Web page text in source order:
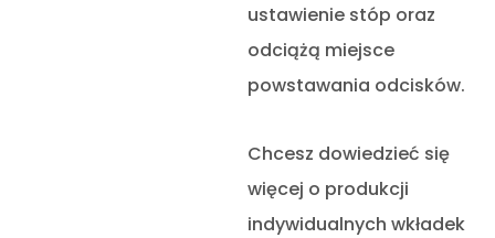
ustawienie stóp oraz
odciążą miejsce
powstawania odcisków.
Chcesz dowiedzieć się
więcej o produkcji
indywidualnych wkładek